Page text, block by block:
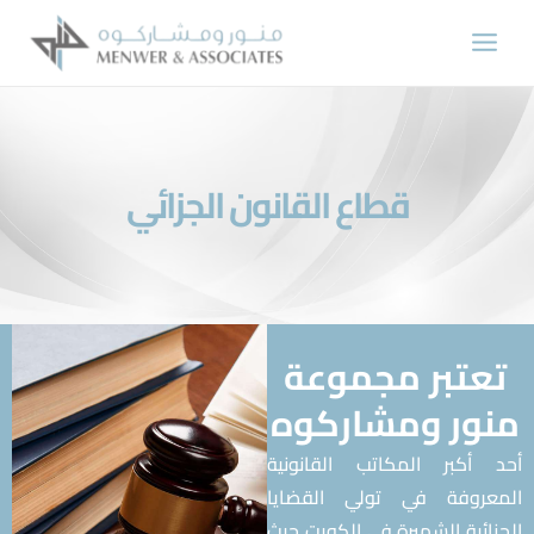
قطاع القانون الجزائي
مجموعة
ومشاركوه
المكاتب القانونية
في تولي القضايا